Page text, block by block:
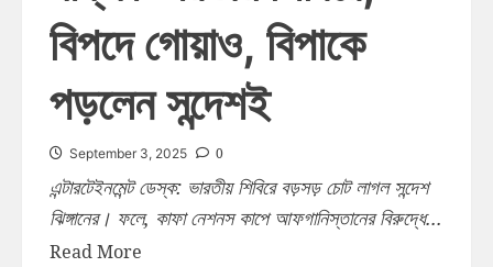
বিপদে গোয়াও, বিপাকে
পড়লেন সন্দেশই
September 3, 2025 0
এন্টারটেইনমেন্ট ডেস্ক: ভারতীয় শিবিরে বড়সড় চোট লাগল সন্দেশ
ঝিঙ্গানের। ফলে, কাফা নেশনস কাপে আফগানিস্তানের বিরুদ্ধে...
Read More